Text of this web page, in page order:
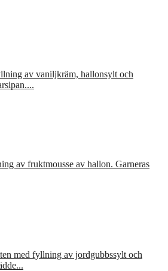
av vaniljkräm, hallonsylt och
av fruktmousse av hallon. Garneras
med fyllning av jordgubbssylt och